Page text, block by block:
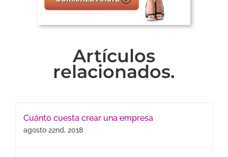
Artículos
relacionados.
Cuánto cuesta crear una empresa
agosto 22nd, 2018